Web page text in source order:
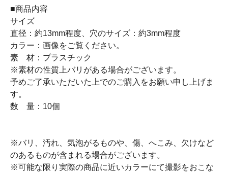
■商品内容
サイズ
直径：約13mm程度、穴のサイズ：約3mm程度
カラー：画像をご覧ください。
素 材：プラスチック
※素材の性質上バリがある場合がございます。
予めご了承いただいた上でのご購入をお願い申し上げま
す。
数 量：10個
※バリ、汚れ、気泡がるものや、傷、へこみ、欠けなど
のあるものが含まれる場合がございます。
※可能な限り実際の商品に近いカラーにて撮影をおこな